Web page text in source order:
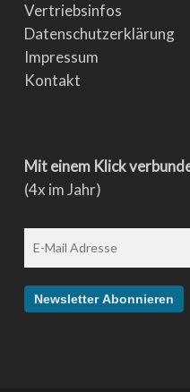
Vertriebsinfos
Datenschutzerklärung
Impressum
Kontakt
Mit einem Klick
(4x im Jahr)